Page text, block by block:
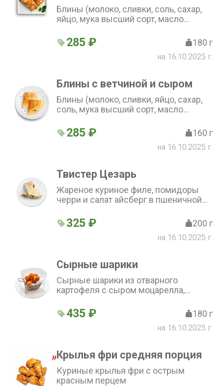
Блины (молоко, сливки, соль, сахар,
яйцо, мука высший сорт, масло
майонез, сыр моцарелла, петрушка)
(2 шт.)
285 ₽ 180 г
на 16.10.2025 г.
Блины с ветчиной и сыром
Блины (молоко, сливки, яйцо, сахар,
соль, мука высший сорт, масло
моцарелла, петрушка) (2 шт.)
285 ₽ 160 г
на 16.10.2025 г.
Твистер Цезарь
Жареное куриное филе, помидоры
черри и салат айсберг в пшеничной
325 ₽ 200 г
на 16.10.2025 г.
Сырные шарики
Сырные шарики из отварного
картофеля с сыром моцарелла,
435 ₽ 180 г
на 16.10.2025 г.
Крылья фри средняя порция
Куриные крылья фри с острым
красным перцем